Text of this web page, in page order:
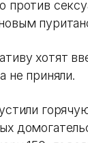
против
хотят
не приняли.